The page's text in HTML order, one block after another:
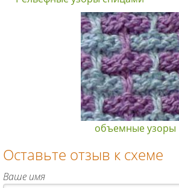
объемные узоры
Оставьте отзыв к схеме
Ваше имя